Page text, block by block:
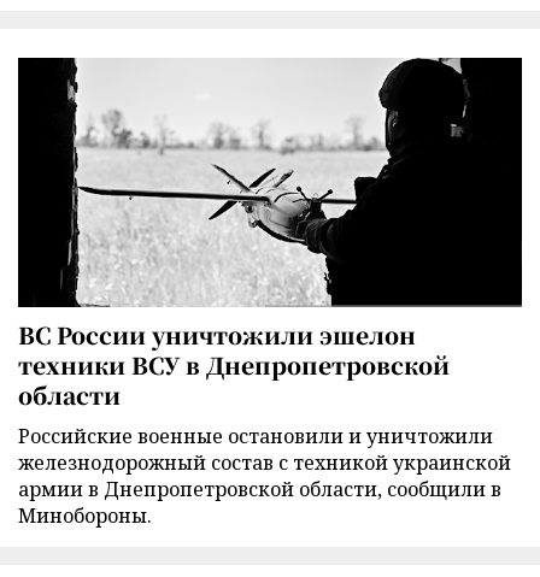
ВС России уничтожили эшелон
техники ВСУ в Днепропетровской
области
Российские военные остановили и уничтожили
железнодорожный состав с техникой украинской
армии в Днепропетровской области, сообщили в
Минобороны.